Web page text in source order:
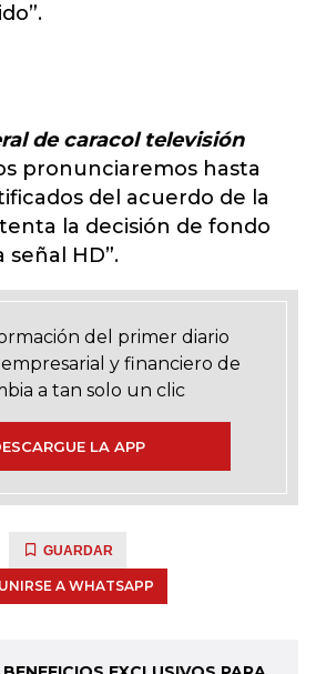
de caracol televisión
pronunciaremos hasta
del acuerdo de la
la decisión de fondo
HD”.
del primer diario
y financiero de
a tan solo un clic
LA APP
GUARDAR
UNIRSE A WHATSAPP